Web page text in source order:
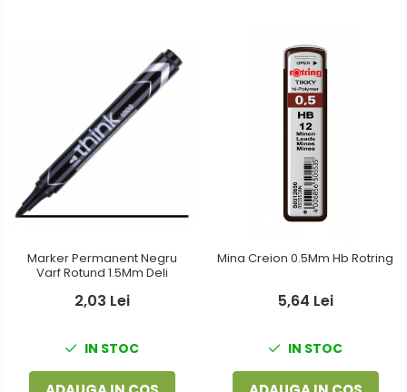
Marker Permanent Negru
Varf Rotund 1.5Mm Deli
2,03 Lei
IN STOC
Mina Creion 0.5Mm Hb Rotring
5,64 Lei
IN STOC